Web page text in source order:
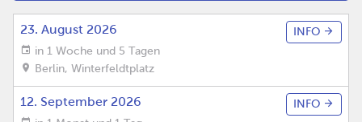
23. August 2026
in 1 Woche und 5 Tagen
Berlin, Winterfeldtplatz
INFO
12. September 2026 INFO